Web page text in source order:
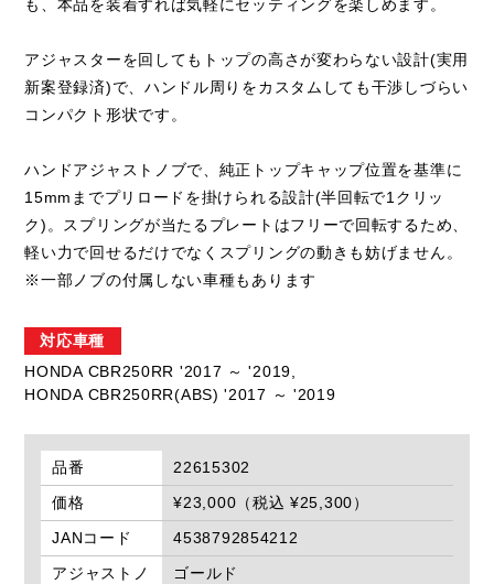
も、本品を装着すれば気軽にセッティングを楽しめます。
アジャスターを回してもトップの高さが変わらない設計(実用
新案登録済)で、ハンドル周りをカスタムしても干渉しづらい
コンパクト形状です。
ハンドアジャストノブで、純正トップキャップ位置を基準に
15mmまでプリロードを掛けられる設計(半回転で1クリッ
ク)。スプリングが当たるプレートはフリーで回転するため、
軽い力で回せるだけでなくスプリングの動きも妨げません。
※一部ノブの付属しない車種もあります
対応車種
HONDA CBR250RR '2017 ～ '2019,
HONDA CBR250RR(ABS) '2017 ～ '2019
品番
22615302
価格
¥23,000（税込 ¥25,300）
JANコード
4538792854212
アジャストノ
ゴールド